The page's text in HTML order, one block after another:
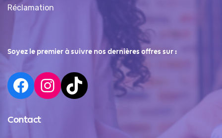
Réclamation
Soyez le premier à suivre nos dernières offres sur :
Contact